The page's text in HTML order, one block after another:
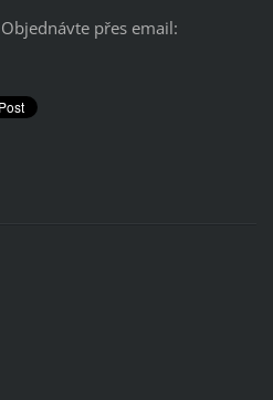
přes email: